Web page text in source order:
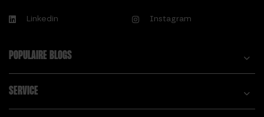
Linkedin Instagram
POPULAIRE BLOGS
SERVICE